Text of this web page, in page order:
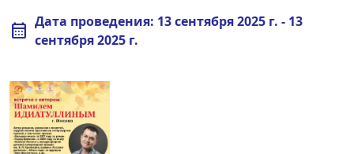
calendar_month Дата проведения: 13 сентября 2025 г. - 13
сентября 2025 г.